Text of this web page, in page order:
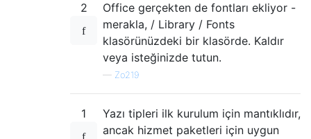
2
Office gerçekten de fontları ekliyor -
merakla, / Library / Fonts
klasörünüzdeki bir klasörde. Kaldır
veya isteğinizde tutun.
— Zo219
1
Yazı tipleri ilk kurulum için mantıklıdır,
ancak hizmet paketleri için uygun